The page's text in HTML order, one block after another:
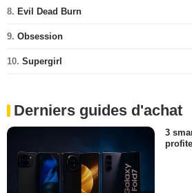
8. Evil Dead Burn
9. Obsession
10. Supergirl
Derniers guides d'achat
3